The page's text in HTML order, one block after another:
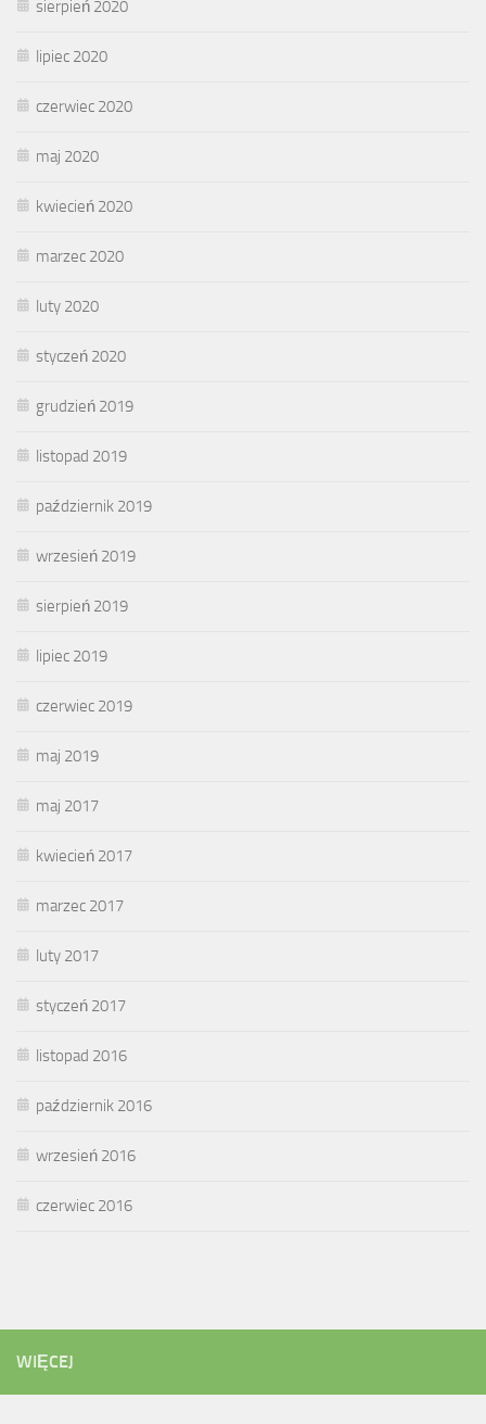
sierpień 2020
lipiec 2020
czerwiec 2020
maj 2020
kwiecień 2020
marzec 2020
luty 2020
styczeń 2020
grudzień 2019
listopad 2019
październik 2019
wrzesień 2019
sierpień 2019
lipiec 2019
czerwiec 2019
maj 2019
maj 2017
kwiecień 2017
marzec 2017
luty 2017
styczeń 2017
listopad 2016
październik 2016
wrzesień 2016
czerwiec 2016
WIĘCEJ